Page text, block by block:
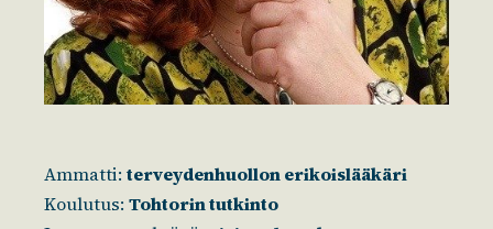
Ammatti: terveydenhuollon erikoislääkäri
Koulutus: Tohtorin tutkinto